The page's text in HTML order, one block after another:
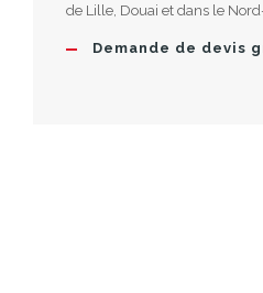
de Lille, Douai et dans le
Demande de devis